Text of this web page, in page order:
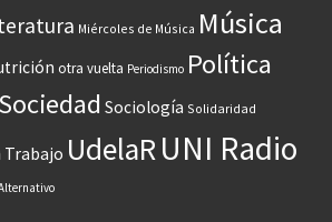
Miércoles de Música Música
otra vuelta Periodismo Política
Sociedad Sociología Solidaridad
Trabajo UdelaRUNI Radio